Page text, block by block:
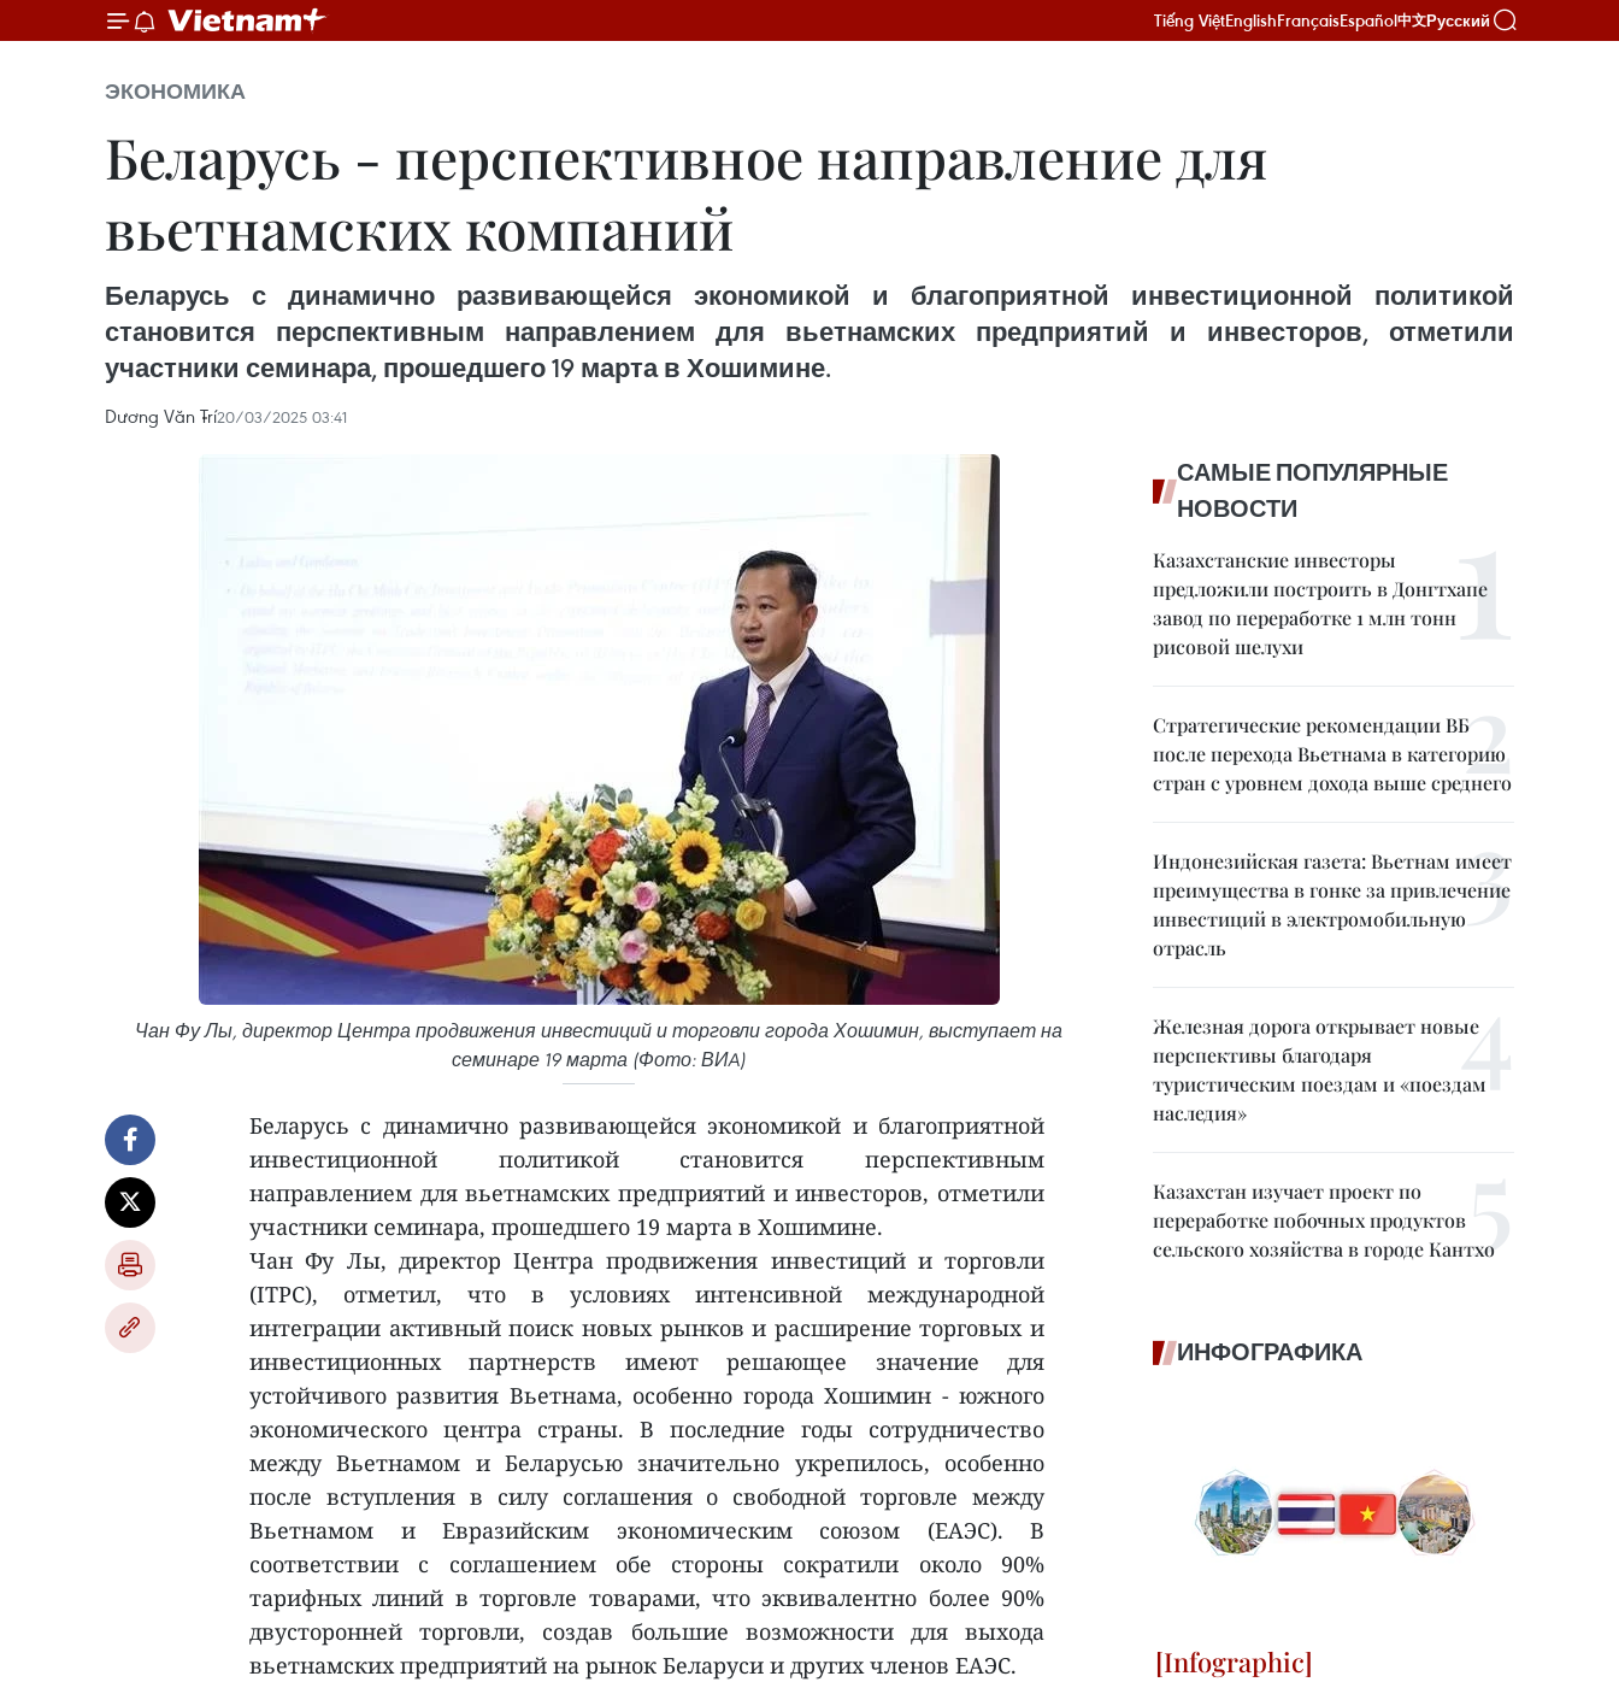
Tiếng ViệtEnglishFrançaisEspañol中文Русский
ЭКОНОМИКА
Беларусь - перспективное направление для
вьетнамских компаний
Беларусь с динамично развивающейся экономикой и благоприятной инвестиционной политикой
становится перспективным направлением для вьетнамских предприятий и инвесторов, отметили
участники семинара, прошедшего 19 марта в Хошимине.
Dương Văn Trí20/03/2025 03:41
Чан Фу Лы, директор Центра продвижения инвестиций и торговли города Хошимин, выступает на
семинаре 19 марта (Фото: ВИA)
Беларусь с динамично развивающейся экономикой и благоприятной
инвестиционной политикой становится перспективным
направлением для вьетнамских предприятий и инвесторов, отметили
участники семинара, прошедшего 19 марта в Хошимине.
Чан Фу Лы, директор Центра продвижения инвестиций и торговли
(ITPC), отметил, что в условиях интенсивной международной
интеграции активный поиск новых рынков и расширение торговых и
инвестиционных партнерств имеют решающее значение для
устойчивого развития Вьетнама, особенно города Хошимин - южного
экономического центра страны. В последние годы сотрудничество
между Вьетнамом и Беларусью значительно укрепилось, особенно
после вступления в силу соглашения о свободной торговле между
Вьетнамом и Евразийским экономическим союзом (ЕАЭС). В
соответствии с соглашением обе стороны сократили около 90%
тарифных линий в торговле товарами, что эквивалентно более 90%
двусторонней торговли, создав большие возможности для выхода
вьетнамских предприятий на рынок Беларуси и других членов ЕАЭС.
САМЫЕ ПОПУЛЯРНЫЕ
НОВОСТИ
Казахстанские инвесторы
предложили построить в Донгтхапе
завод по переработке 1 млн тонн
рисовой шелухи
Стратегические рекомендации ВБ
после перехода Вьетнама в категорию
стран с уровнем дохода выше среднего
Индонезийская газета: Вьетнам имеет
преимущества в гонке за привлечение
инвестиций в электромобильную
отрасль
Железная дорога открывает новые
перспективы благодаря
туристическим поездам и «поездам
наследия»
Казахстан изучает проект по
переработке побочных продуктов
сельского хозяйства в городе Кантхо
ИНФОГРАФИКА